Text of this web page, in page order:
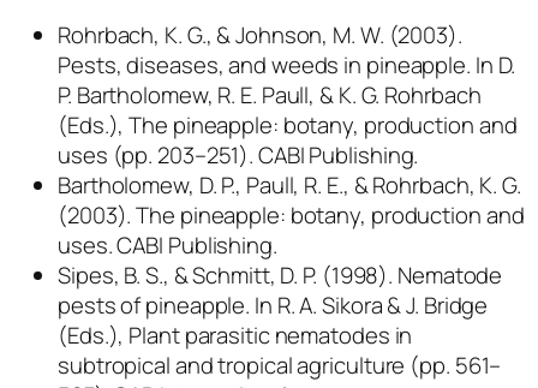
Rohrbach, K. G., & Johnson, M. W. (2003).
Pests, diseases, and weeds in pineapple. In D.
P. Bartholomew, R. E. Paull, & K. G. Rohrbach
(Eds.), The pineapple: botany, production and
uses (pp. 203–251). CABI Publishing.
Bartholomew, D. P., Paull, R. E., & Rohrbach, K. G.
(2003). The pineapple: botany, production and
uses. CABI Publishing.
Sipes, B. S., & Schmitt, D. P. (1998). Nematode
pests of pineapple. In R. A. Sikora & J. Bridge
(Eds.), Plant parasitic nematodes in
subtropical and tropical agriculture (pp. 561–